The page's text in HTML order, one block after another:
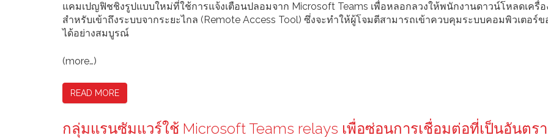
แคมเปญฟิชชิงรูปแบบใหม่ที่ใช้การแจ้งเตือนปลอมจาก Microsoft Teams เพื่อหลอกลวงให้พนักงานดาวน์โหลดเครื่อ
สำหรับเข้าถึงระบบจากระยะไกล (Remote Access Tool) ซึ่งจะทำให้ผู้โจมตีสามารถเข้าควบคุมระบบคอมพิวเตอร์ข
ได้อย่างสมบูรณ์
(more…)
READ MORE
กลุ่มแรนซัมแวร์ใช้ Microsoft Teams relays เพื่อซ่อนการเชื่อมต่อที่เป็นอันตร